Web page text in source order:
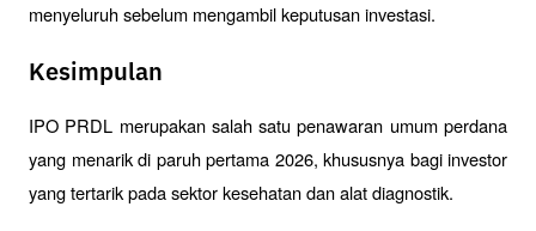
menyeluruh sebelum mengambil keputusan investasi.
Kesimpulan
IPO PRDL merupakan salah satu penawaran umum perdana
yang menarik di paruh pertama 2026, khususnya bagi investor
yang tertarik pada sektor kesehatan dan alat diagnostik.